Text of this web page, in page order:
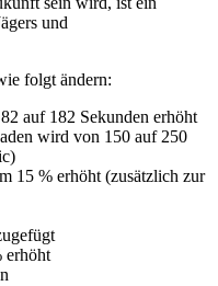
und
folgt ändern:
auf 182 Sekunden erhöht
wird von 150 auf 250
15 % erhöht (zusätzlich zur
erhöht